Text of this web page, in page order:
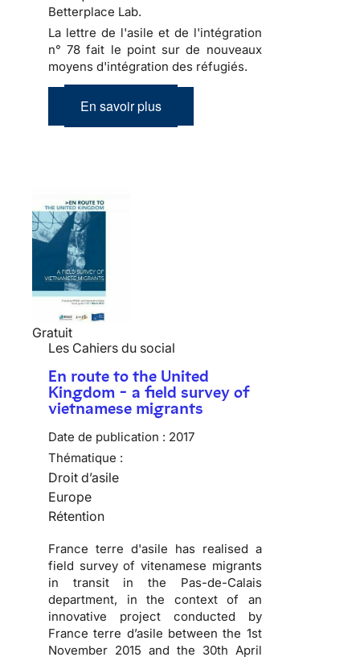
Betterplace Lab.
La lettre de l'asile et de l'intégration
n° 78 fait le point sur de nouveaux
moyens d'intégration des réfugiés.
En savoir plus
Gratuit
Les Cahiers du social
En route to the United
Kingdom - a field survey of
vietnamese migrants
Date de publication : 2017
Thématique :
Droit d’asile
Europe
Rétention
France terre d'asile has realised a
field survey of vitenamese migrants
in transit in the Pas-de-Calais
department, in the context of an
innovative project conducted by
France terre d’asile between the 1st
November 2015 and the 30th April